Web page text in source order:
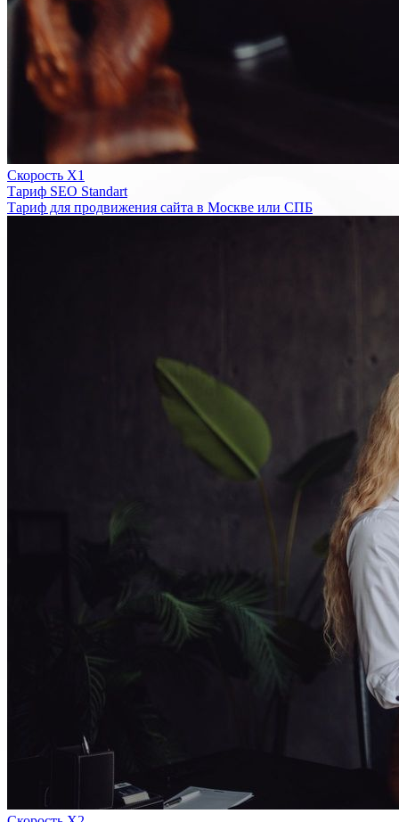
Скорость Х1
Тариф SEO Standart
Тариф для продвижения сайта в Москве или СПБ